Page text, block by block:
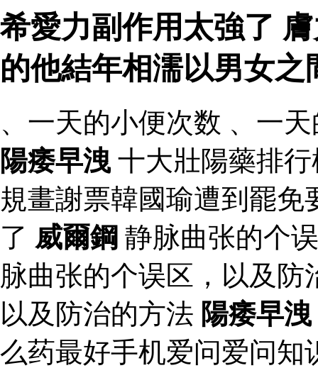
希愛力副作用太強了
的他結年相濡以男女之
、一天的小便次数 、一
陽痿早洩 十大壯陽藥排
規畫謝票韓國瑜遭到罷免
了 威爾鋼 静脉曲张的个
脉曲张的个误区，以及
以及防治的方法 陽痿早洩
么药最好手机爱问爱问知